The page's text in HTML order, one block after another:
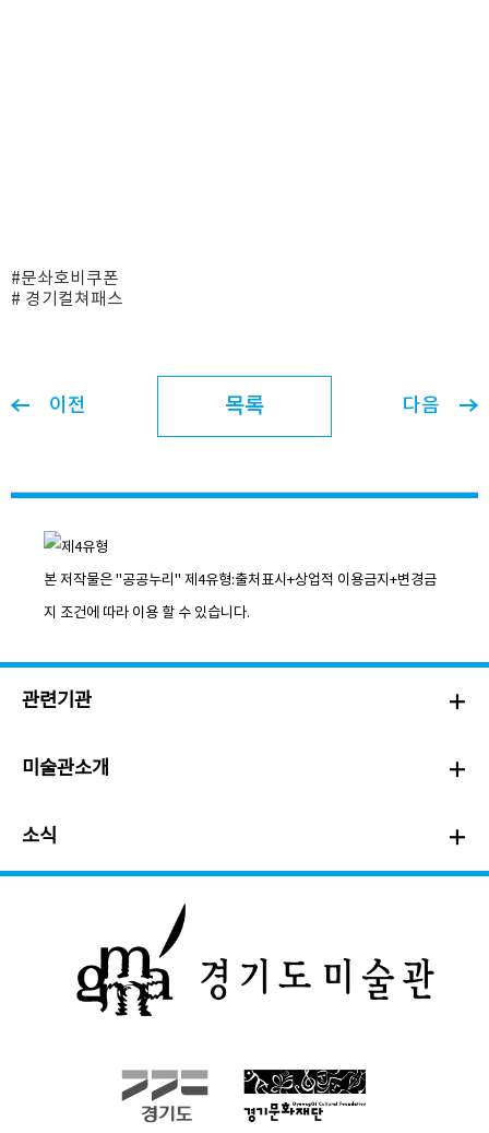
#문솨호비쿠폰
# 경기컬쳐패스
이전 목록 다음
본 저작물은 "공공누리" 제4유형:출처표시+상업적 이용금지+변경금
지 조건에 따라 이용 할 수 있습니다.
관련기관
미술관소개
소식